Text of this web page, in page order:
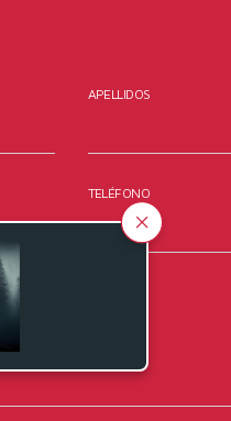
APELLIDOS
TELÉFONO